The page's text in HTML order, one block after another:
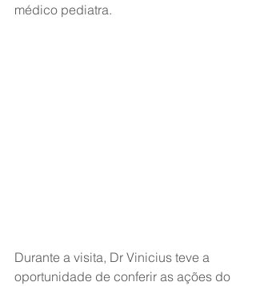
médico pediatra.
Durante a visita, Dr Vinicius teve a
oportunidade de conferir as ações do